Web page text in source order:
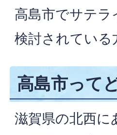
高島市でサテ
検討されている
高島市って
滋賀県の北西に